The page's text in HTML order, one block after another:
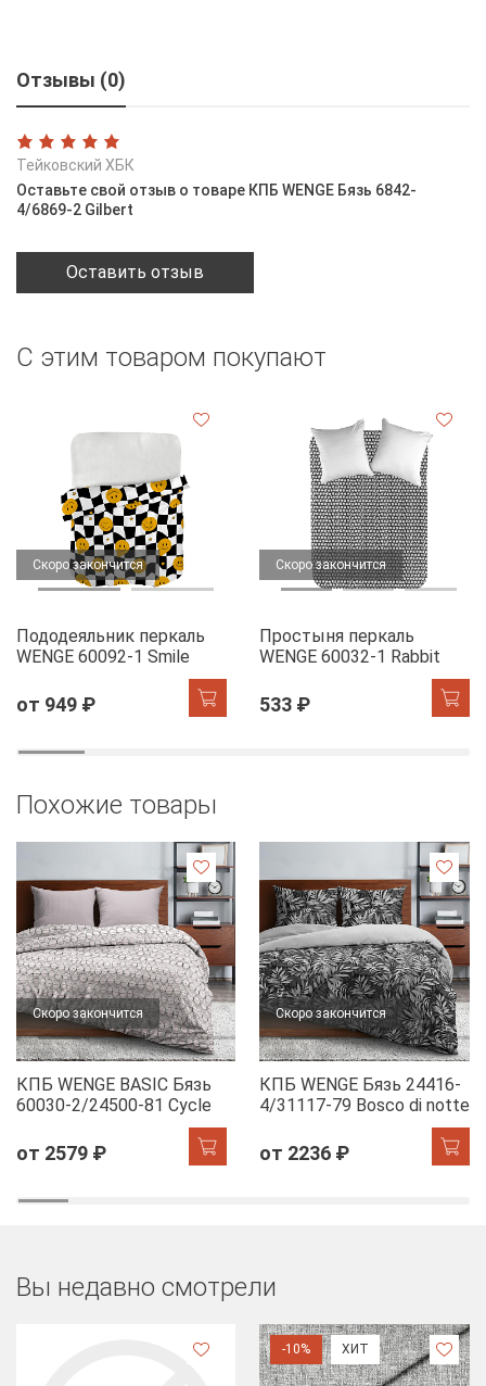
Отзывы (0)
Тейковский ХБК
Оставьте свой отзыв о товаре КПБ WENGE Бязь 6842-
4/6869-2 Gilbert
Оставить отзыв
С этим товаром покупают
Скоро закончится
Пододеяльник перкаль
WENGE 60092-1 Smile
от 949 ₽
Скоро закончится
Простыня перкаль
WENGE 60032-1 Rabbit
533 ₽
Похожие товары
Скоро закончится
КПБ WENGE BASIC Бязь
60030-2/24500-81 Cycle
от 2579 ₽
Скоро закончится
КПБ WENGE Бязь 24416-
4/31117-79 Bosco di notte
от 2236 ₽
Вы недавно смотрели
-10% ХИТ